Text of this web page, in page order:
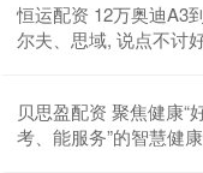
恒运配资 12万奥迪A3
尔夫、思域, 说点不讨
贝思盈配资 聚焦健康“
考、能服务”的智慧健